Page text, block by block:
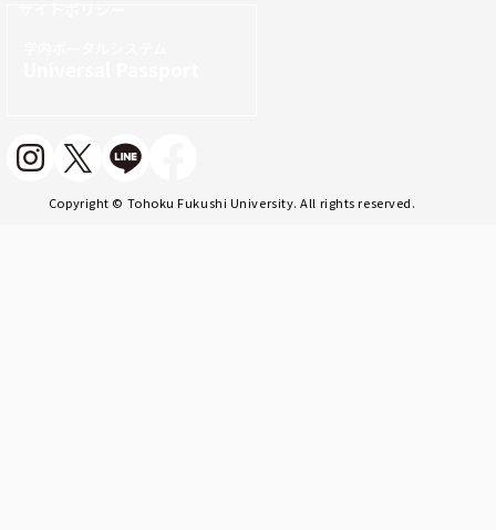
Copyright © Tohoku Fukushi University. All rights reserved.